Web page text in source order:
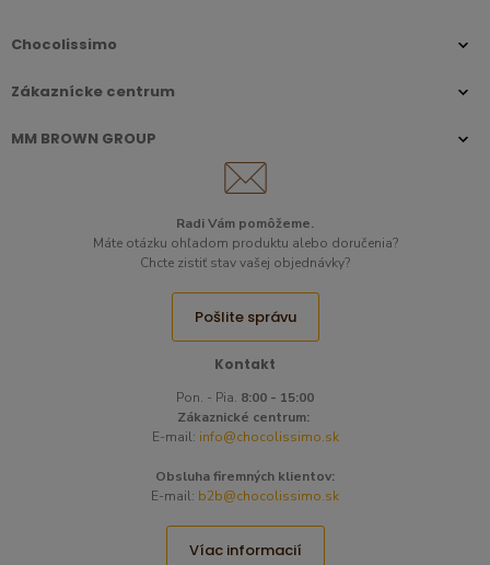
Chocolissimo
Zákaznícke centrum
MM BROWN GROUP
Kontakt
Pon. - Pia. 8:00 - 15:00
Zákaznické centrum:
E-mail: info@chocolissimo.sk
Obsluha firemných klientov:
E-mail: b2b@chocolissimo.sk
Víac informacií
Radi Vám pomôžeme.​
Máte otázku ohľadom produktu alebo doručenia?
Chcte zistiť stav vašej objednávky?
Pošlite správu